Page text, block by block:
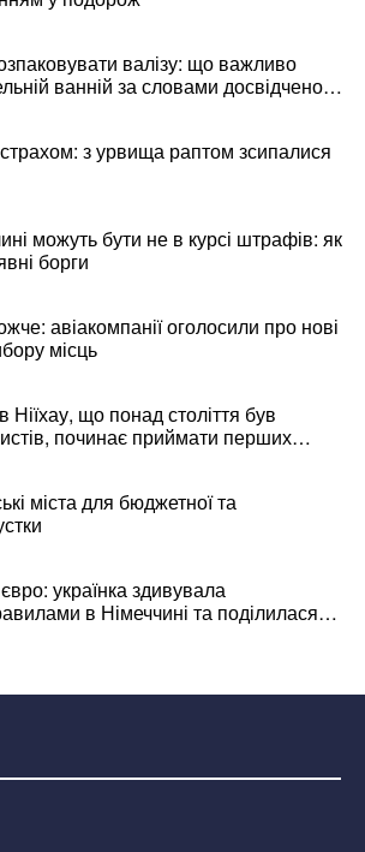
валізу: що важливо
ванній за словами досвідченої
з урвища раптом зсипалися
можуть бути не в курсі штрафів: як
борги
авіакомпанії оголосили про нові
місць
Ніїхау, що понад століття був
починає приймати перших
міста для бюджетної та
українка здивувала
в Німеччині та поділилася